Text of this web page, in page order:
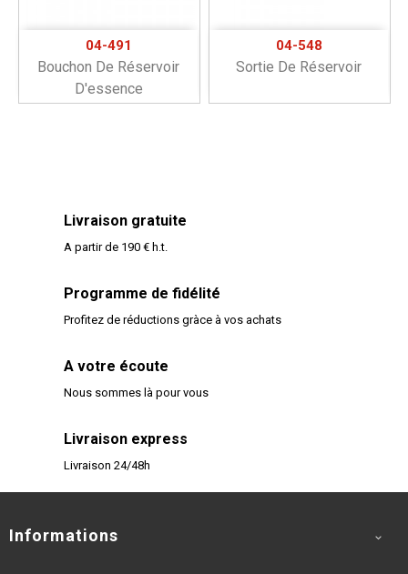
04-491
Bouchon De Réservoir
D'essence
04-548
Sortie De Réservoir
Livraison gratuite
A partir de 190 € h.t.
Programme de fidélité
Profitez de réductions gràce à vos achats
A votre écoute
Nous sommes là pour vous
Livraison express
Livraison 24/48h
Informations 